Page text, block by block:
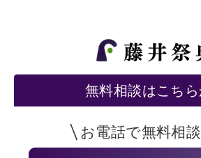
無料相談はこちら
お電話で無料相